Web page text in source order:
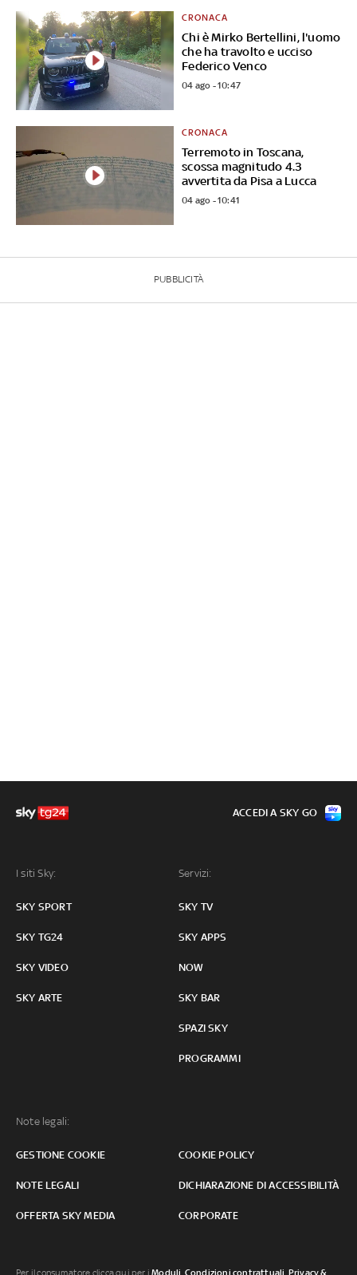
Chi è Mirko Bertellini, l'uomo
che ha travolto e ucciso
Federico Venco
CRONACA
04 ago - 10:47
Terremoto in Toscana,
scossa magnitudo 4.3
avvertita da Pisa a Lucca
CRONACA
04 ago - 10:41
PUBBLICITÀ
I siti Sky:
SKY SPORT
SKY TG24
SKY VIDEO
SKY ARTE
Servizi:
SKY TV
SKY APPS
NOW
SKY BAR
SPAZI SKY
PROGRAMMI
Note legali:
GESTIONE COOKIE COOKIE POLICY
NOTE LEGALI DICHIARAZIONE DI ACCESSIBILITÀ
OFFERTA SKY MEDIA CORPORATE
ACCEDI A SKY GO
Per il consumatore clicca qui per iModuli, Condizioni contrattuali Privacy &